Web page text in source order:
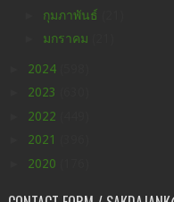
กุมภาพันธ์
มกราคม
2024
2023
2022
2021
2020